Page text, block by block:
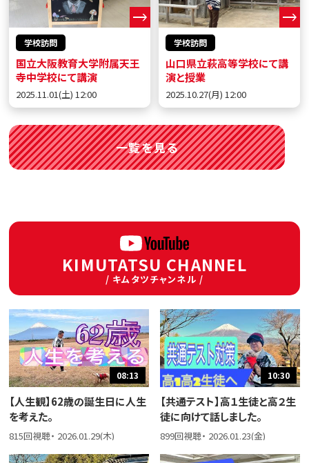
学校訪問
国立大阪教育大学附属天王
寺中学校にて講演
2025.11.01(土) 12:00
学校訪問
山口県立萩高等学校にて講
演と授業
2025.10.27(月) 12:00
一覧を見る
KIMUTATSU CHANNEL
/ キムタツチャンネル /
08:13
【人生観】62歳の誕生日に人生
を考えた。
815回視聴・ 2026.01.29(木)
10:30
【共通テスト】高１生徒と高２生
徒に向けて話しました。
899回視聴・ 2026.01.23(金)